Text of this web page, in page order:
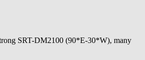
SRT-DM2100 (90*E-30*W), many